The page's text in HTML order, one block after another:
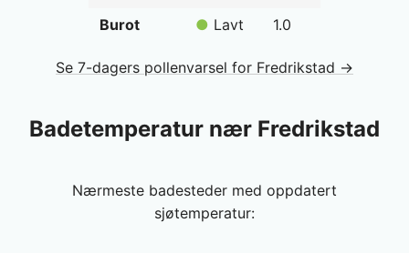
Burot
● Lavt 1.0
Se 7-dagers pollenvarsel for Fredrikstad →
Badetemperatur nær Fredrikstad
Nærmeste badesteder med oppdatert
sjøtemperatur: